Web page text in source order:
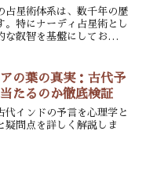
占星術体系は、数千年の歴
。特にナーディ占星術とし
叡智を基盤にしており、
の葉の真実：古代予
たるのか徹底検証
代インドの予言を心理学と
疑問点を詳しく解説しま